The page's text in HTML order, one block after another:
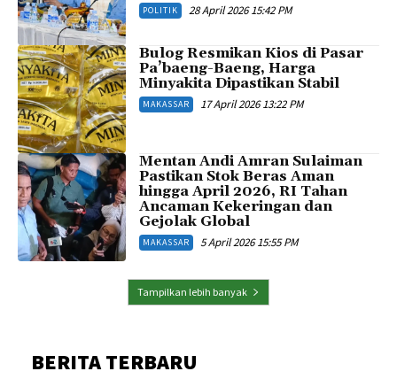
POLITIK 28 April 2026 15:42 PM
Bulog Resmikan Kios di Pasar
Pa’baeng-Baeng, Harga
Minyakita Dipastikan Stabil
MAKASSAR 17 April 2026 13:22 PM
Mentan Andi Amran Sulaiman
Pastikan Stok Beras Aman
hingga April 2026, RI Tahan
Ancaman Kekeringan dan
Gejolak Global
MAKASSAR 5 April 2026 15:55 PM
Tampilkan lebih banyak
BERITA TERBARU